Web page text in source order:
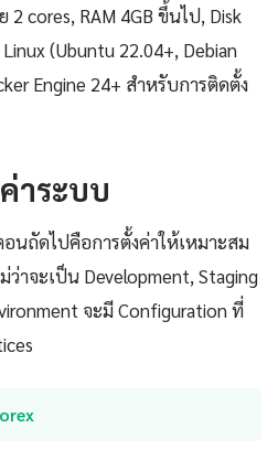
cores, RAM 4GB ขึ้นไป, Disk
(Ubuntu 22.04+, Debian
Engine 24+ สำหรับการติดตั้ง
าระบบ
นถัดไปคือการตั้งค่าให้เหมาะสม
ว่าจะเป็น Development, Staging
จะมี Configuration ที่